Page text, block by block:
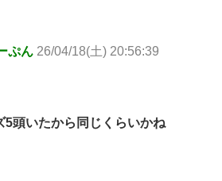
ぷん 26/04/18(土) 20:56:39
5頭いたから同じくらいかね